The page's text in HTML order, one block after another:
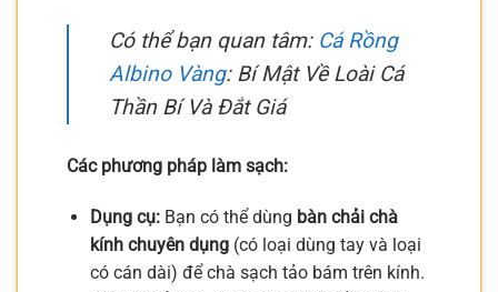
Có thể bạn quan tâm: Cá Rồng
Albino Vàng: Bí Mật Về Loài Cá
Thần Bí Và Đắt Giá
Các phương pháp làm sạch:
Dụng cụ:Bạn có thể dùng bàn chải chà
kính chuyên dụng(có loại dùng tay và loại
có cán dài) để chà sạch tảo bám trên kính.